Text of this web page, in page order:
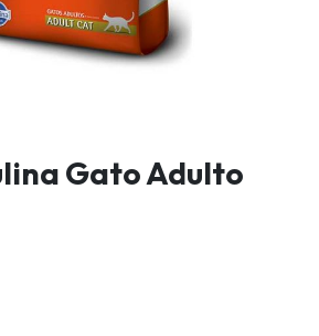
Gato Adulto